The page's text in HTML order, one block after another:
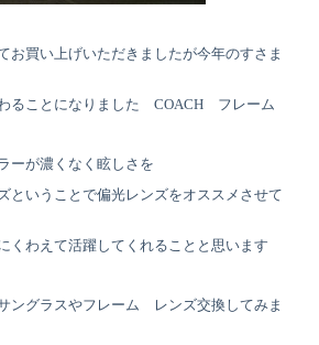
買い上げいただきましたが今年のすさま
ることになりました COACH フレーム
ーが濃くなく眩しさを
ということで偏光レンズをオススメさせて
くわえて活躍してくれることと思います
ングラスやフレーム レンズ交換してみま